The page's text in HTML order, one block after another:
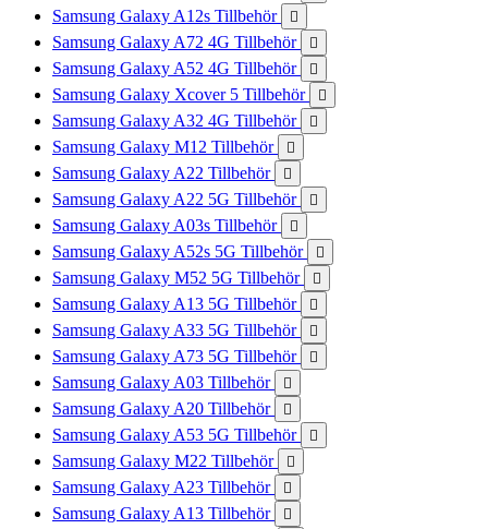
Samsung Galaxy A12s Tillbehör 
Samsung Galaxy A72 4G Tillbehör 
Samsung Galaxy A52 4G Tillbehör 
Samsung Galaxy Xcover 5 Tillbehör 
Samsung Galaxy A32 4G Tillbehör 
Samsung Galaxy M12 Tillbehör 
Samsung Galaxy A22 Tillbehör 
Samsung Galaxy A22 5G Tillbehör 
Samsung Galaxy A03s Tillbehör 
Samsung Galaxy A52s 5G Tillbehör 
Samsung Galaxy M52 5G Tillbehör 
Samsung Galaxy A13 5G Tillbehör 
Samsung Galaxy A33 5G Tillbehör 
Samsung Galaxy A73 5G Tillbehör 
Samsung Galaxy A03 Tillbehör 
Samsung Galaxy A20 Tillbehör 
Samsung Galaxy A53 5G Tillbehör 
Samsung Galaxy M22 Tillbehör 
Samsung Galaxy A23 Tillbehör 
Samsung Galaxy A13 Tillbehör 